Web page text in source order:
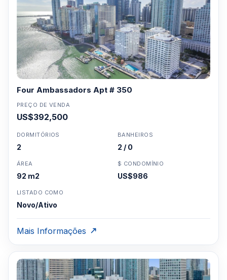
Four Ambassadors Apt # 350
PREÇO DE VENDA
US$392,500
DORMITÓRIOS
2
BANHEIROS
2 / 0
ÁREA
92 m2
$ CONDOMÍNIO
US$986
LISTADO COMO
Novo/Ativo
Mais Informações